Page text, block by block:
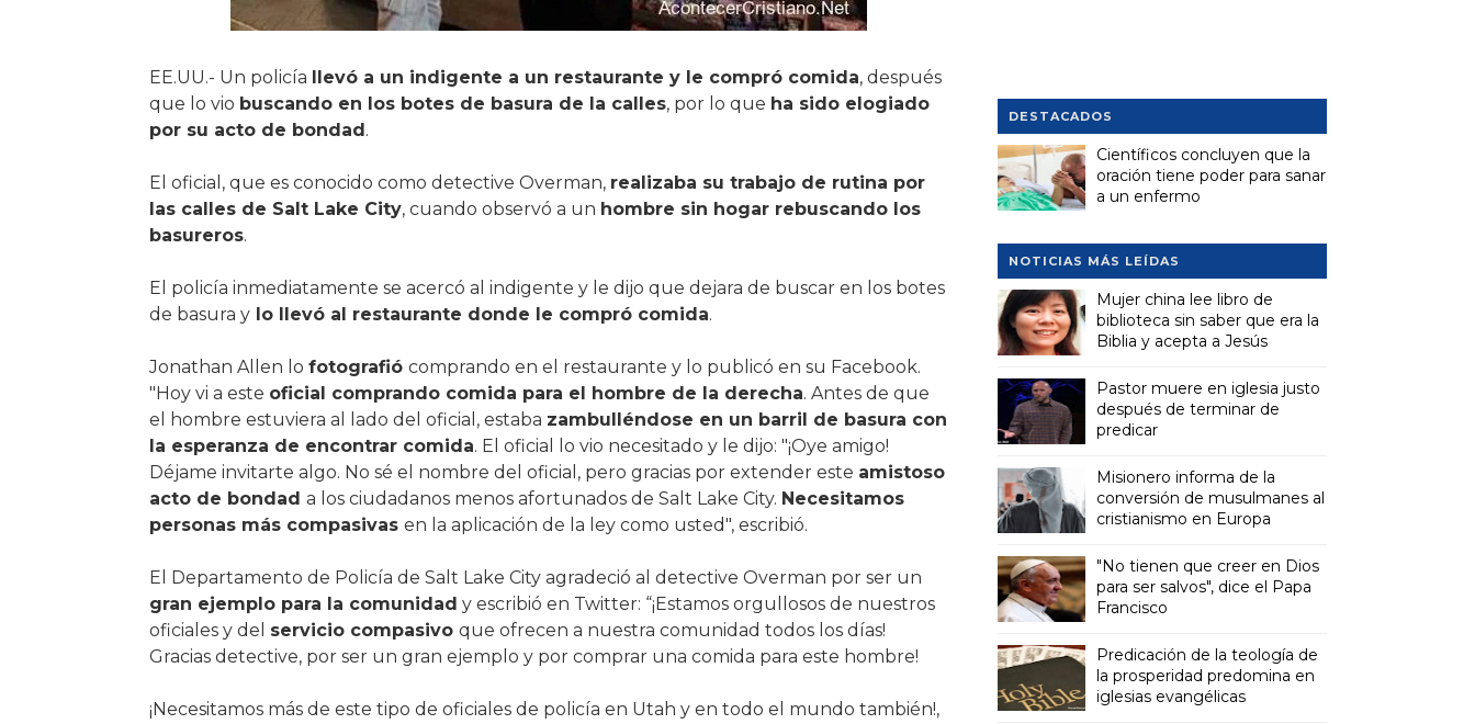
EE.UU.- Un policía llevó a un indigente a un restaurante y le compró comida, después
que lo vio buscando en los botes de basura de la calles, por lo que ha sido elogiado
por su acto de bondad.
El oficial, que es conocido como detective Overman, realizaba su trabajo de rutina por
las calles de Salt Lake City, cuando observó a un hombre sin hogar rebuscando los
basureros.
El policía inmediatamente se acercó al indigente y le dijo que dejara de buscar en los botes
de basura ylo llevó al restaurante donde le compró comida.
Jonathan Allen lo fotografió comprando en el restaurante y lo publicó en su Facebook.
"Hoy vi a este oficial comprando comida para el hombre de la derecha. Antes de que
el hombre estuviera al lado del oficial, estaba zambulléndose en un barril de basura con
la esperanza de encontrar comida. El oficial lo vio necesitado y le dijo: "¡Oye amigo!
Déjame invitarte algo. No sé el nombre del oficial, pero gracias por extender este amistoso
acto de bondad a los ciudadanos menos afortunados de Salt Lake City. Necesitamos
personas más compasivas en la aplicación de la ley como usted", escribió.
El Departamento de Policía de Salt Lake City agradeció al detective Overman por ser un
gran ejemplo para la comunidad y escribió en Twitter: “¡Estamos orgullosos de nuestros
oficiales y del servicio compasivo que ofrecen a nuestra comunidad todos los días!
Gracias detective, por ser un gran ejemplo y por comprar una comida para este hombre!
¡Necesitamos más de este tipo de oficiales de policía en Utah y en todo el mundo también!,
DESTACADOS
Científicos concluyen que la
oración tiene poder para sanar
a un enfermo
NOTICIAS MÁS LEÍDAS
Mujer china lee libro de
biblioteca sin saber que era la
Biblia y acepta a Jesús
Pastor muere en iglesia justo
después de terminar de
predicar
Misionero informa de la
conversión de musulmanes al
cristianismo en Europa
"No tienen que creer en Dios
para ser salvos", dice el Papa
Francisco
Predicación de la teología de
la prosperidad predomina en
iglesias evangélicas